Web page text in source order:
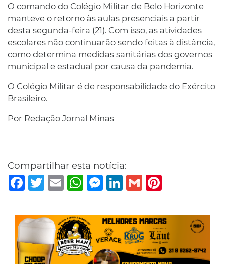
O comando do Colégio Militar de Belo Horizonte
manteve o retorno às aulas presenciais a partir
desta segunda-feira (21). Com isso, as atividades
escolares não continuarão sendo feitas à distância,
como determina medidas sanitárias dos governos
municipal e estadual por causa da pandemia.
O Colégio Militar é de responsabilidade do Exército
Brasileiro.
Por Redação Jornal Minas
Compartilhar esta notícia:
Facebook
TwitterEmail WhatsAppMessenger
LinkedIn
Gmail